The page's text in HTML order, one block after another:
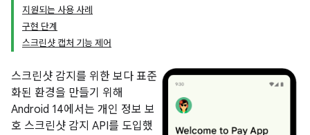
지원되는 사용 사례
구현 단계
스크린샷 캡처 기능 제어
스크린샷 감지를 위한 보다 표준
화된 환경을 만들기 위해
Android 14에서는 개인 정보 보
호 스크린샷 감지 API를 도입했